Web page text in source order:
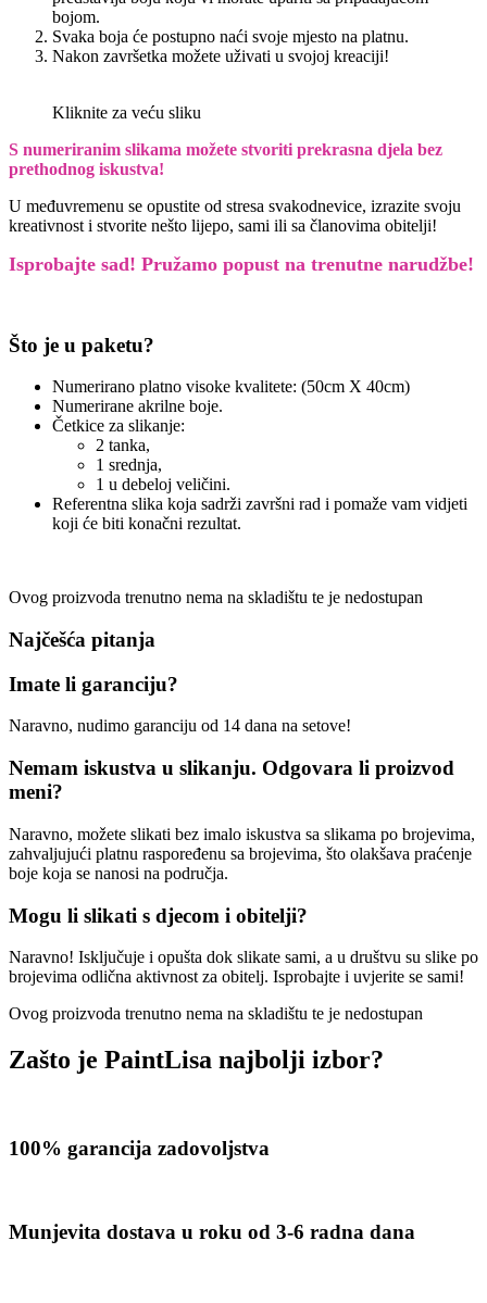
bojom.
Svaka boja će postupno naći svoje mjesto na platnu.
Nakon završetka možete uživati u svojoj kreaciji!
Kliknite za veću sliku
S numeriranim slikama možete stvoriti prekrasna djela bez
prethodnog iskustva!
U međuvremenu se opustite od stresa svakodnevice, izrazite svoju
kreativnost i stvorite nešto lijepo, sami ili sa članovima obitelji!
Isprobajte sad! Pružamo popust na trenutne narudžbe!
Što je u paketu?
Numerirano platno visoke kvalitete: (50cm X 40cm)
Numerirane akrilne boje.
Četkice za slikanje:
2 tanka,
1 srednja,
1 u debeloj veličini.
Referentna slika koja sadrži završni rad i pomaže vam vidjeti
koji će biti konačni rezultat.
Ovog proizvoda trenutno nema na skladištu te je nedostupan
Najčešća pitanja
Imate li garanciju?
Naravno, nudimo garanciju od 14 dana na setove!
Nemam iskustva u slikanju. Odgovara li proizvod
meni?
Naravno, možete slikati bez imalo iskustva sa slikama po brojevima,
zahvaljujući platnu raspoređenu sa brojevima, što olakšava praćenje
boje koja se nanosi na područja.
Mogu li slikati s djecom i obitelji?
Naravno! Isključuje i opušta dok slikate sami, a u društvu su slike po
brojevima odlična aktivnost za obitelj. Isprobajte i uvjerite se sami!
Ovog proizvoda trenutno nema na skladištu te je nedostupan
Zašto je PaintLisa najbolji izbor?
100% garancija zadovoljstva
Munjevita dostava u roku od 3-6 radna dana